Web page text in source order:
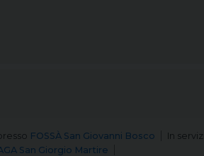
FOSSÀ San Giovanni Bosco In
San Giorgio Martire